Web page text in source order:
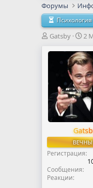
Форумы
Психология
А
т
м
ы
Gatsby
Д
т
а
н
а
ч
а
л
2
Регистрация
Сообщения
Реакции